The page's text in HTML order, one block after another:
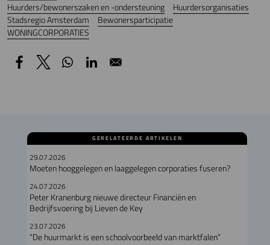
Huurders/bewonerszaken en -ondersteuning
Huurdersorganisaties
Stadsregio Amsterdam
Bewonersparticipatie
WONINGCORPORATIES
GERELATEERDE ARTIKELEN
29.07.2026
Moeten hooggelegen en laaggelegen corporaties fuseren?
24.07.2026
Peter Kranenburg nieuwe directeur Financiën en
Bedrijfsvoering bij Lieven de Key
23.07.2026
“De huurmarkt is een schoolvoorbeeld van marktfalen”